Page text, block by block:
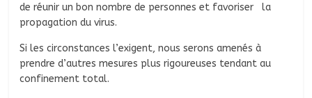
de réunir un bon nombre de personnes et favoriser la
propagation du virus.
Si les circonstances l’exigent, nous serons amenés à
prendre d’autres mesures plus rigoureuses tendant au
confinement total.